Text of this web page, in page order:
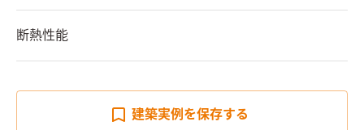
断熱性能
建築実例を保存する